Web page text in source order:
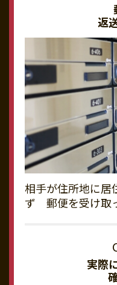
返
相手が住所地に居
ず 郵便を受け取
実際